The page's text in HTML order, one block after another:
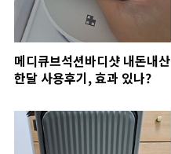
메디큐브석션바디샷 내돈내산
한달 사용후기, 효과 있나?